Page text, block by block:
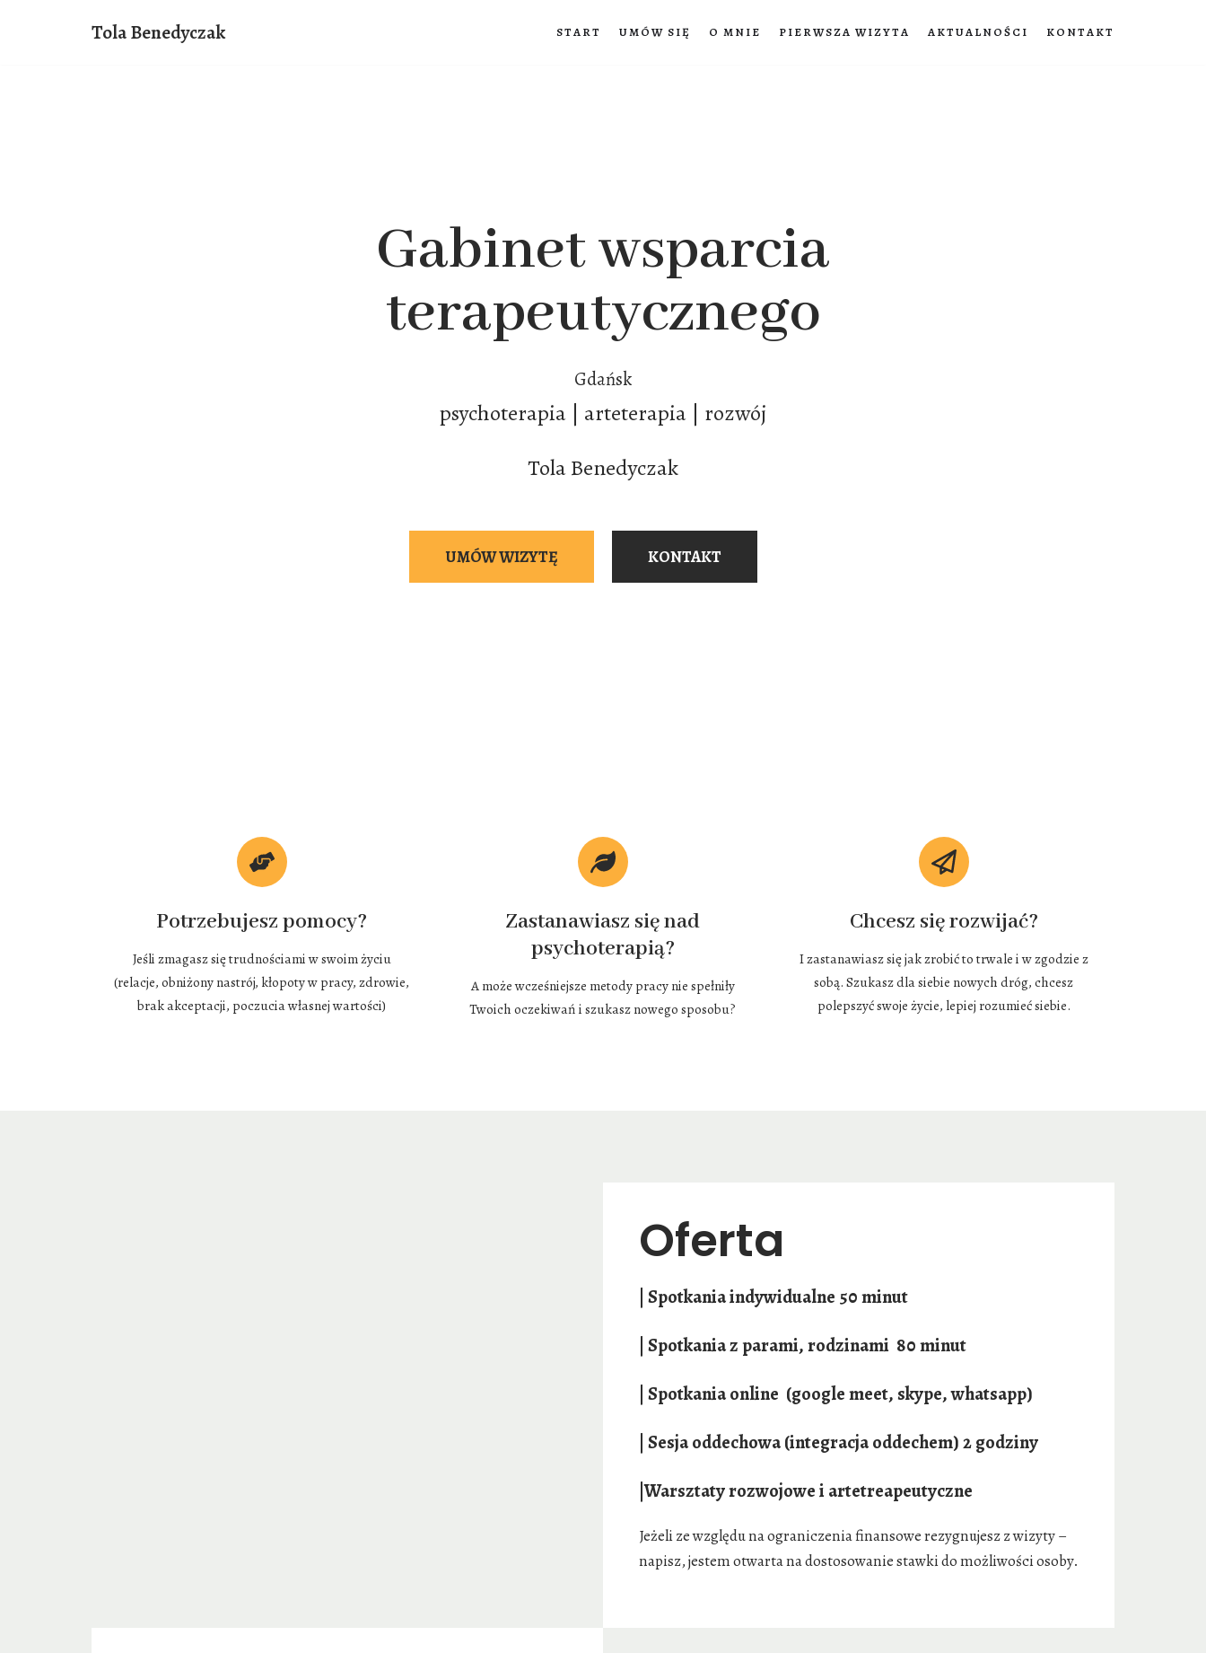
Tola Benedyczak START UMÓW SIĘ O MNIE PIERWSZA WIZYTA AKTUALNOŚCI KONTAKT
Gabinet wsparcia
terapeutycznego
Gdańsk
psychoterapia | arteterapia | rozwój
Tola Benedyczak
UMÓW WIZYTĘ KONTAKT
Potrzebujesz pomocy?
Jeśli zmagasz się trudnościami w swoim życiu
(relacje, obniżony nastrój, kłopoty w pracy, zdrowie,
brak akceptacji, poczucia własnej wartości)
Zastanawiasz się nad
psychoterapią?
A może wcześniejsze metody pracy nie spełniły
Twoich oczekiwań i szukasz nowego sposobu?
Chcesz się rozwijać?
I zastanawiasz się jak zrobić to trwale i w zgodzie z
sobą. Szukasz dla siebie nowych dróg, chcesz
polepszyć swoje życie, lepiej rozumieć siebie.
Oferta
| Spotkaniaindywidualne 50 minut
| Spotkania z parami, rodzinami 80 minut
| Spotkania online (google meet, skype, whatsapp)
| Sesja oddechowa (integracja oddechem) 2 godziny
|Warsztaty rozwojowe i artetreapeutyczne
Jeżeli ze względu na ograniczenia finansowe rezygnujesz z wizyty –
napisz, jestem otwarta na dostosowanie stawki do możliwości osoby.